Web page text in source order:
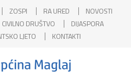
ZOSPI RA URED
NOVOSTI
CIVILNO DRUŠTVO
DIJASPORA
LJETO
KONTAKTI